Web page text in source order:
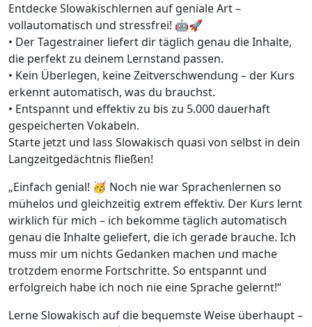
Entdecke Slowakischlernen auf geniale Art –
vollautomatisch und stressfrei! 🤖🚀
• Der Tagestrainer liefert dir täglich genau die Inhalte,
die perfekt zu deinem Lernstand passen.
• Kein Überlegen, keine Zeitverschwendung – der Kurs
erkennt automatisch, was du brauchst.
• Entspannt und effektiv zu bis zu 5.000 dauerhaft
gespeicherten Vokabeln.
Starte jetzt und lass Slowakisch quasi von selbst in dein
Langzeitgedächtnis fließen!
„Einfach genial! 🥳 Noch nie war Sprachenlernen so
mühelos und gleichzeitig extrem effektiv. Der Kurs lernt
wirklich für mich – ich bekomme täglich automatisch
genau die Inhalte geliefert, die ich gerade brauche. Ich
muss mir um nichts Gedanken machen und mache
trotzdem enorme Fortschritte. So entspannt und
erfolgreich habe ich noch nie eine Sprache gelernt!“
Lerne Slowakisch auf die bequemste Weise überhaupt –